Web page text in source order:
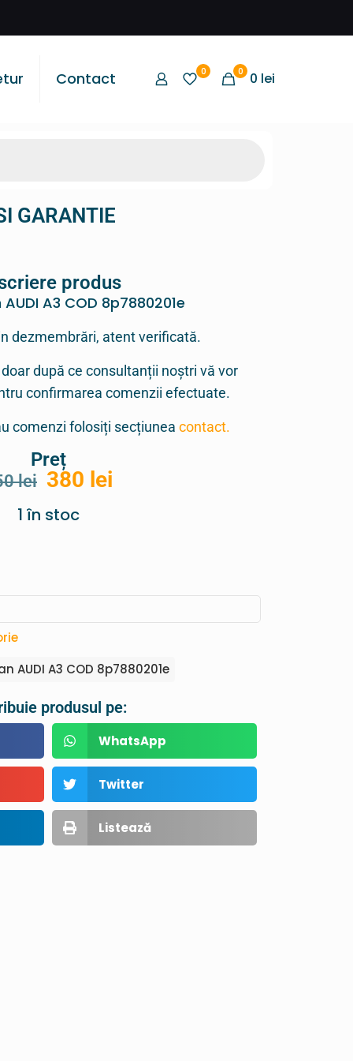
Contact 0 0 0 lei
GARANTIE
produs
A3 COD 8p7880201e
dezmembrări, atent verificată.
după ce consultanții noștri vă vor
confirmarea comenzii efectuate.
comenzi folosiți secțiunea contact.
Preț
lei 380 lei
1 în stoc
AUDI A3 COD 8p7880201e
produsul pe:
WhatsApp
Twitter
Listează